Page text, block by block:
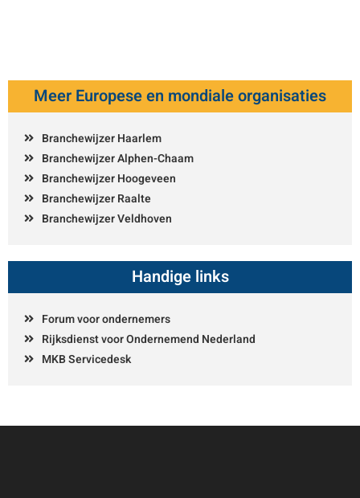
Meer Europese en mondiale organisaties
Branchewijzer Haarlem
Branchewijzer Alphen-Chaam
Branchewijzer Hoogeveen
Branchewijzer Raalte
Branchewijzer Veldhoven
Handige links
Forum voor ondernemers
Rijksdienst voor Ondernemend Nederland
MKB Servicedesk